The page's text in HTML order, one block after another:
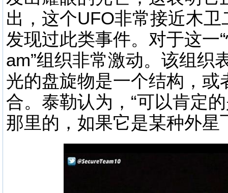
出，这个UFO非常接近木
发现过此类事件。对于这一
am”组织非常激动。该组织
光的盘旋物是一个结构，
合。泰勒认为，“可以肯定
那里的，如果它是某种外星